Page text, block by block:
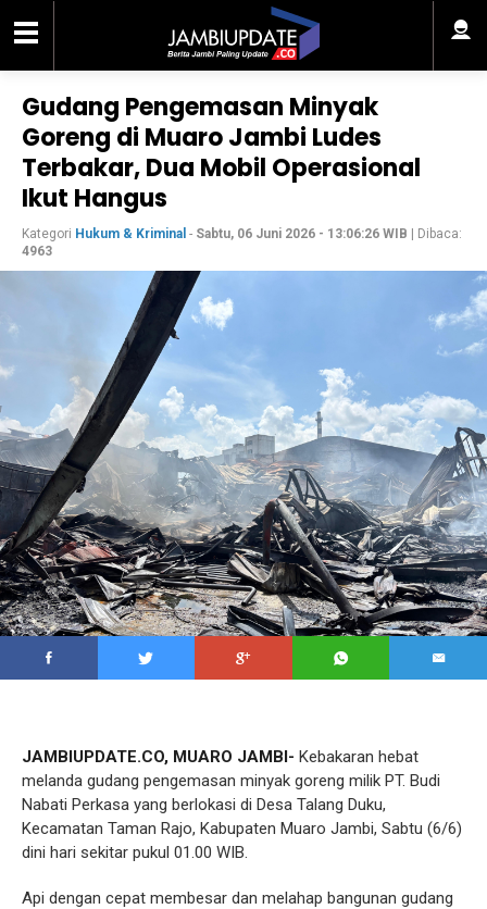
Gudang Pengemasan Minyak
Goreng di Muaro Jambi Ludes
Terbakar, Dua Mobil Operasional
Ikut Hangus
Kategori Hukum & Kriminal - Sabtu, 06 Juni 2026 - 13:06:26 WIB | Dibaca:
4963
JAMBIUPDATE.CO, MUARO JAMBI- Kebakaran hebat
melanda gudang pengemasan minyak goreng milik PT. Budi
Nabati Perkasa yang berlokasi di Desa Talang Duku,
Kecamatan Taman Rajo, Kabupaten Muaro Jambi, Sabtu (6/6)
dini hari sekitar pukul 01.00 WIB.
Api dengan cepat membesar dan melahap bangunan gudang